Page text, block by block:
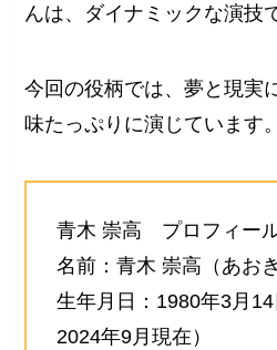
んは、ダイナミックな演技
今回の役柄では、夢と現実
味たっぷりに演じています。
青木 崇高 プロフィー
名前：青木 崇高（あお
生年月日：1980年3月
2024年9月現在）